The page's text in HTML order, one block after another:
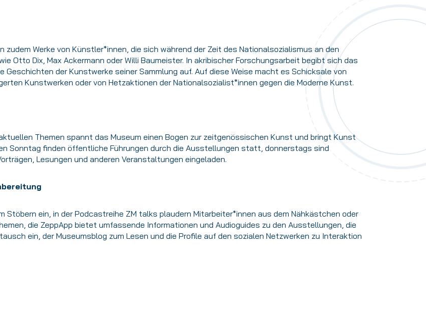
Werke von Künstler*innen, die sich während der Zeit des Nationalsozialismus an den
Otto Dix, Max Ackermann oder Willi Baumeister. In akribischer Forschungsarbeit begibt sich das
Geschichten der Kunstwerke seiner Sammlung auf. Auf diese Weise macht es Schicksale von
Kunstwerken oder von Hetzaktionen der Nationalsozialist*innen gegen die Moderne Kunst.
Themen spannt das Museum einen Bogen zur zeitgenössischen Kunst und bringt Kunst
Sonntag finden öffentliche Führungen durch die Ausstellungen statt, donnerstags sind
Lesungen und anderen Veranstaltungen eingeladen.
Stöbern ein, in der Podcastreihe ZM talks plaudern Mitarbeiter*innen aus dem Nähkästchen oder
die ZeppApp bietet umfassende Informationen und Audioguides zu den Ausstellungen, die
ein, der Museumsblog zum Lesen und die Profile auf den sozialen Netzwerken zu Interaktion